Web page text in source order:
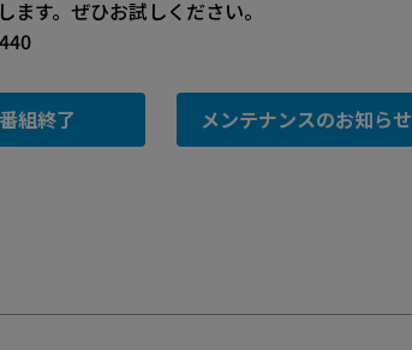
す。ぜひお試しください。
番組終了 メンテナンスのお知らせ